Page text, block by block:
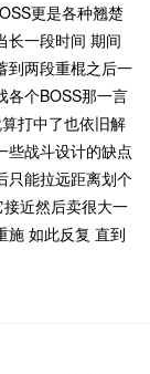
更是各种翘楚
长一段时间 期间
到两段重棍之后一
各个BOSS那一言
打中了也依旧解
些战斗设计的缺点
只能拉远距离划个
近然后卖很大一
施 如此反复 直到